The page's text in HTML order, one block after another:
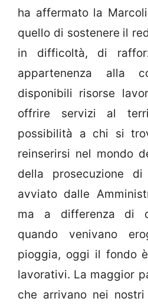
ha affermato la
quello di sostenere il
in difficoltà, di
appartenenza alla
disponibili risorse
offrire servizi al
possibilità a chi si
reinserirsi nel mondo
della prosecuzione
avviato dalle
ma a differenza di
quando venivano
pioggia, oggi il fondo
lavorativi. La maggior
che arrivano nei